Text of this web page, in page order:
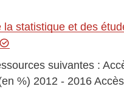
statistique et des
suivantes :
%) 2012 - 2016